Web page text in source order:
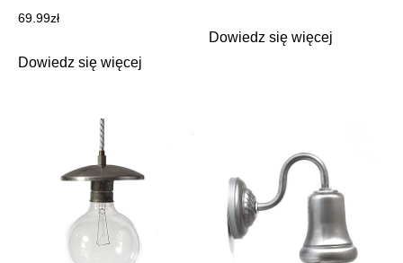
69.99zł
Dowiedz się więcej
Dowiedz się więcej